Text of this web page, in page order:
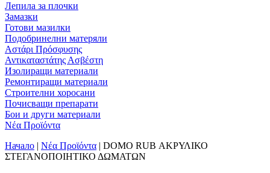
Лепила за плочки
Замазки
Готови мазилки
Подобринелни матеряли
Αστάρι Πρόσφυσης
Αντικαταστάτης Ασβέστη
Изолиращи материали
Ремонтиращи материали
Строителни хоросани
Почисващи препарати
Бои и други материали
Νέα Προϊόντα
Начало | Νέα Προϊόντα | DOMO RUB ΑΚΡΥΛΙΚΟ
ΣΤΕΓΑΝΟΠΟΙΗΤΙΚΟ ΔΩΜΑΤΩΝ